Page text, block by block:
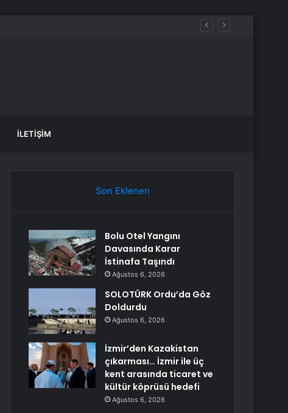
İLETIŞIM
Son Eklenen
Bolu Otel Yangını
Davasında Karar
İstinafa Taşındı
Ağustos 6, 2026
SOLOTÜRK Ordu’da Göz
Doldurdu
Ağustos 6, 2026
İzmir’den Kazakistan
çıkarması… İzmir ile üç
kent arasında ticaret ve
kültür köprüsü hedefi
Ağustos 6, 2026